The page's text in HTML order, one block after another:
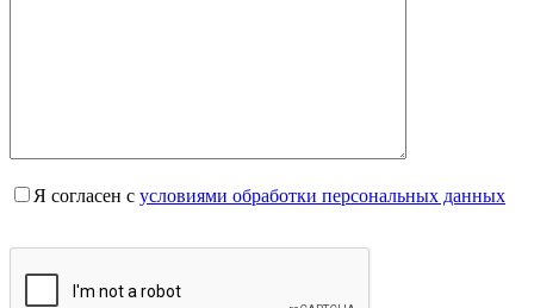
Я согласен с условиями обработки персональных данных